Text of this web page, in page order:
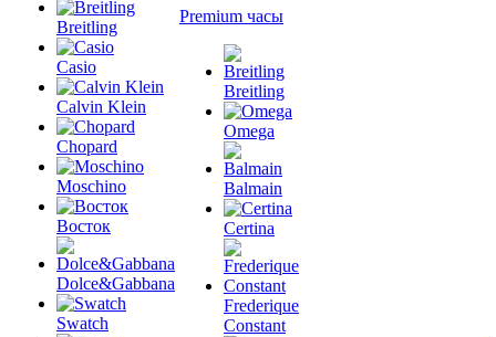
Breitling
Casio
Calvin Klein
Chopard
Moschino
Восток
Dolce&Gabbana
Swatch
Premium часы
Breitling
Omega
Balmain
Certina
Frederique
Constant